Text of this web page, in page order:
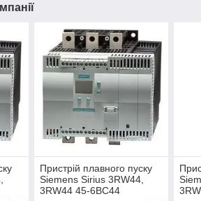
Пристрій плавного пуску
Siemens Sirius 3RW44,
3RW44 45-6BC44